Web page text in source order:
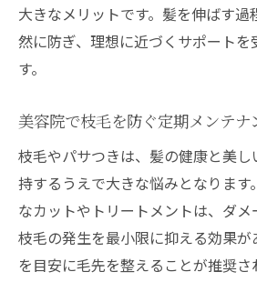
大きなメリットです。髪を伸ばす過
然に防ぎ、理想に近づくサポートを
す。
美容院で枝毛を防ぐ定期メンテナ
枝毛やパサつきは、髪の健康と美
持するうえで大きな悩みとなります
なカットやトリートメントは、ダメ
枝毛の発生を最小限に抑える効果が
を目安に毛先を整えることが推奨